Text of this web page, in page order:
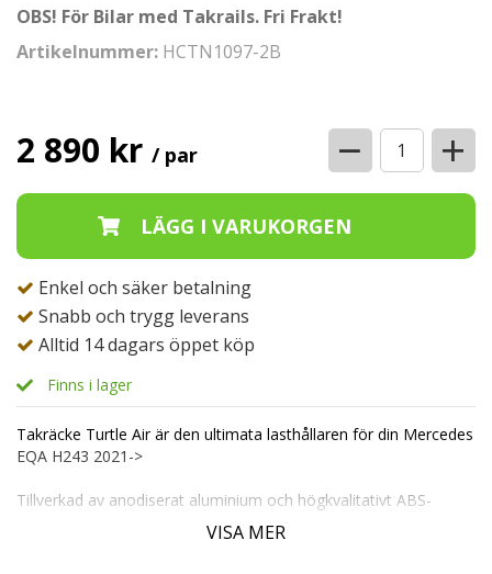
OBS! För Bilar med Takrails. Fri Frakt!
Artikelnummer: HCTN1097-2B
2 890 kr / par − +
Enkel och säker betalning
Snabb och trygg leverans
Alltid 14 dagars öppet köp
Finns i lager
Takräcke Turtle Air är den ultimata lasthållaren för din Mercedes
EQA H243 2021->
Tillverkad av anodiserat aluminium och högkvalitativt ABS-
plastfästen, är detta takräcke byggt för att hålla i många år
VISA MER